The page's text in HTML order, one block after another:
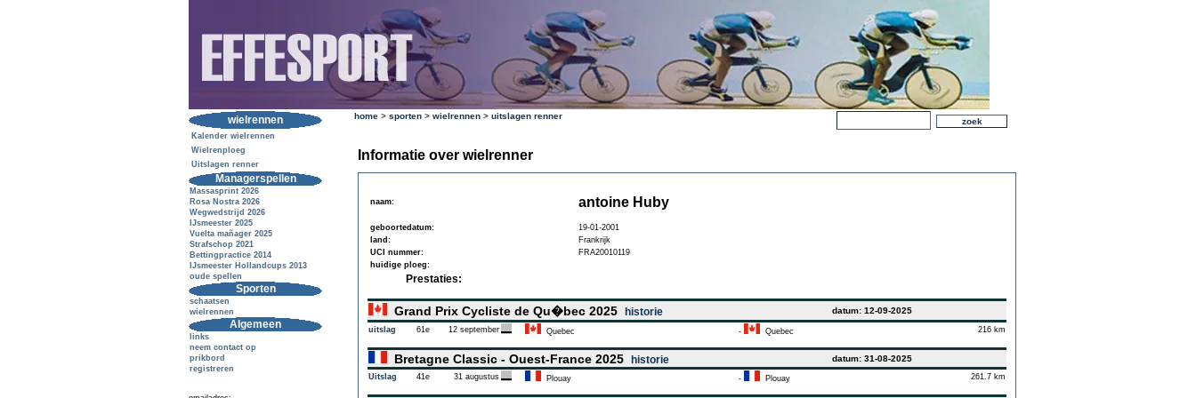
wielrennen
Kalender wielrennen
Wielrenploeg
Uitslagen renner
Managerspellen
Massasprint 2026
Rosa Nostra 2026
Wegwedstrijd 2026
IJsmeester 2025
Vuelta mañager 2025
Strafschop 2021
Bettingpractice 2014
IJsmeester Hollandcups 2013
oude spellen
Sporten
schaatsen
wielrennen
Algemeen
links
neem contact op
prikbord
registreren
home > sporten > wielrennen > uitslagen renner
Informatie over wielrenner
naam: antoine Huby
geboortedatum:
19-01-2001
land:
Frankrijk
UCI nummer:
FRA20010119
huidige ploeg:
Prestaties:
Grand Prix Cycliste de Qu�bec 2025 historie datum: 12-09-2025
uitslag 61e 12 september Quebec - Quebec 216 km
Bretagne Classic - Ouest-France 2025 historie datum: 31-08-2025
Uitslag 41e 31 augustus Plouay - Plouay 261.7 km